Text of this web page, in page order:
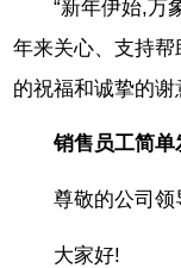
“新年伊始,万
年来关心、支持
的祝福和诚挚的谢
销售员工简单
尊敬的公司领
大家好!